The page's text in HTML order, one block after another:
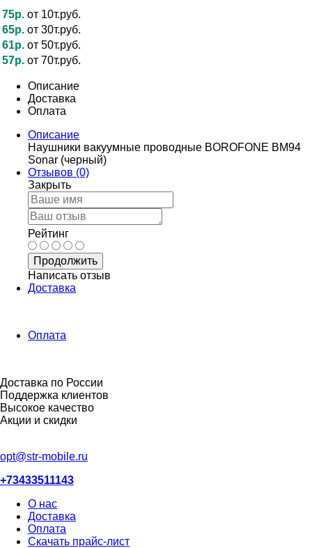
75р. от 10т.руб.
65р. от 30т.руб.
61р. от 50т.руб.
57р. от 70т.руб.
Описание
Доставка
Оплата
Описание
Наушники вакуумные проводные BOROFONE BM94
Sonar (черный)
Отзывов (0)
Закрыть
Рейтинг
Продолжить
Написать отзыв
Доставка
Оплата
Доставка по России
Поддержка клиентов
Высокое качество
Акции и скидки
opt@str-mobile.ru
+73433511143
О нас
Доставка
Оплата
Скачать прайс-лист